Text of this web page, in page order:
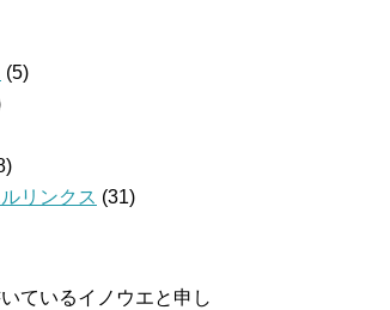
(5)
リンクス (31)
ているイノウエと申し